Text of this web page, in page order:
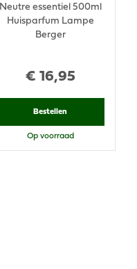
€ 16,95
Neutre essentiel 500ml
Huisparfum Lampe
Berger
Bestellen
Op voorraad